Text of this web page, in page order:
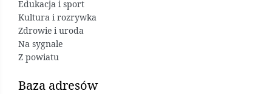
Edukacja i sport
Kultura i rozrywka
Zdrowie i uroda
Na sygnale
Z powiatu
Baza adresów